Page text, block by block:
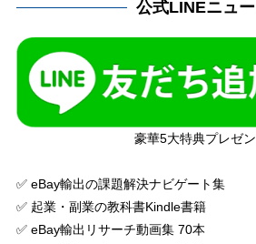
公式LINEニュ
豪華5大特典プレゼ
✅ eBay輸出の課題解決ナビゲート集
✅ 起業・副業の教科書Kindle書籍
✅ eBay輸出リサーチ動画集 70本